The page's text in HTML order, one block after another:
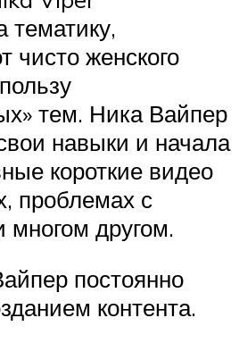
тематику,
чисто женского
тем. Ника Вайпер
навыки и начала
короткие видео
проблемах с
многом другом.
постоянно
контента.